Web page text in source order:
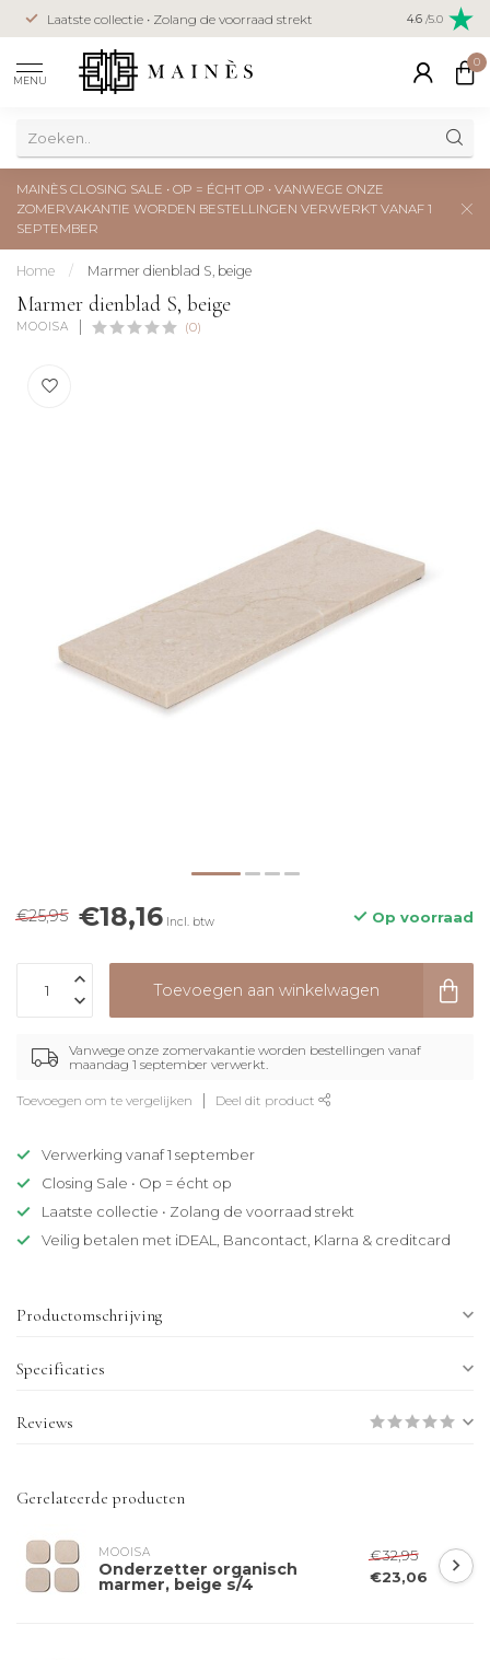
Laatste collectie • Zolang de voorraad strekt Veilig
creditcard
4.6 /5.0
MENU
0
MAINÈS CLOSING SALE • OP = ÉCHT OP • VANWEGE ONZE
ZOMERVAKANTIE WORDEN BESTELLINGEN VERWERKT VANAF 1
SEPTEMBER
Home / Marmer dienblad S, beige
Marmer dienblad S, beige
MOOISA (0)
€25,95 €18,16 Incl. btw Op voorraad
Toevoegen aan winkelwagen
Vanwege onze zomervakantie worden bestellingen vanaf
maandag 1 september verwerkt.
Toevoegen om te vergelijken Deel dit product
Verwerking vanaf 1 september
Closing Sale • Op = écht op
Laatste collectie • Zolang de voorraad strekt
Veilig betalen met iDEAL, Bancontact, Klarna & creditcard
Productomschrijving
Specificaties
Reviews
Gerelateerde producten
MOOISA
Onderzetter organisch
marmer, beige s/4
€32,95
€23,06